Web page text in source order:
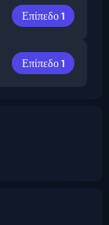
Επίπεδο 1
Επίπεδο 1